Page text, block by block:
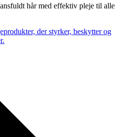
hår med effektiv pleje til alle
der styrker, beskytter og